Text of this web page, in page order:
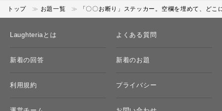
トップ お題一覧 「〇〇お断り」ステッカー。空欄を埋めて、ど
Laughteriaとは よくある質問
新着の回答 新着のお題
利用規約 プライバシー